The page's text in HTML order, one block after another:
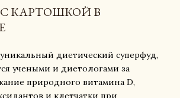
КАРТОШКОЙ В
диетический суперфуд,
учеными и диетологами за
природного витамина D,
и клетчатки при